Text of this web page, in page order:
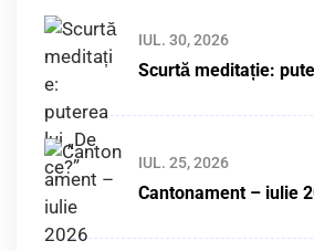
IUL. 30, 2026
Scurtă meditație:
IUL. 25, 2026
Cantonament – iulie